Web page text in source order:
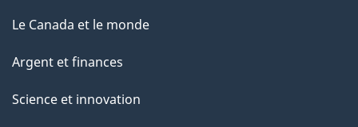
Le Canada et le monde
Argent et finances
Science et innovation